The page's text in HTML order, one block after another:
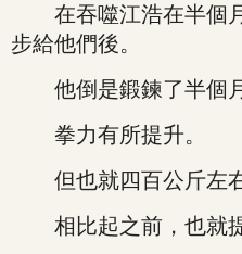
在吞噬江浩在半個月
步給他們後。
他倒是鍛鍊了半個月
拳力有所提升。
但也就四百公斤左右
相比起之前，也就提